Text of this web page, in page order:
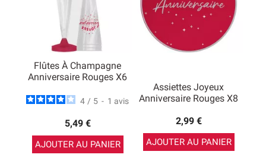
Flûtes À Champagne
Anniversaire Rouges X6
4 / 5 - 1 avis
5,49 €
AJOUTER AU PANIER
Assiettes Joyeux
Anniversaire Rouges X8
2,99 €
AJOUTER AU PANIER